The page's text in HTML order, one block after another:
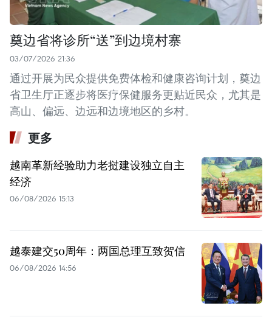
奠边省将诊所“送”到边境村寨
03/07/2026 21:36
通过开展为民众提供免费体检和健康咨询计划，奠边
省卫生厅正逐步将医疗保健服务更贴近民众，尤其是
高山、偏远、边远和边境地区的乡村。
更多
越南革新经验助力老挝建设独立自主
经济
06/08/2026 15:13
越泰建交50周年：两国总理互致贺信
06/08/2026 14:56